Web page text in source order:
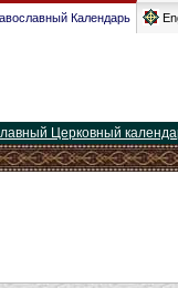
Календарь
Церковный